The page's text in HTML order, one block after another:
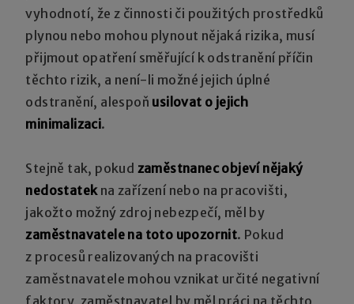
vyhodnotí, že z činnosti či použitých prostředků
plynou nebo mohou plynout nějaká rizika, musí
přijmout opatření směřující k odstranění příčin
těchto rizik, a není-li možné jejich úplné
odstranění, alespoň usilovat o jejich
minimalizaci.
Stejně tak, pokud zaměstnanec objeví nějaký
nedostatekna zařízení nebo na pracovišti,
jakožto možný zdroj nebezpečí, měl by
zaměstnavatele na toto upozornit. Pokud
z procesů realizovaných na pracovišti
zaměstnavatele mohou vznikat určité negativní
faktory, zaměstnavatel by měl práci na těchto